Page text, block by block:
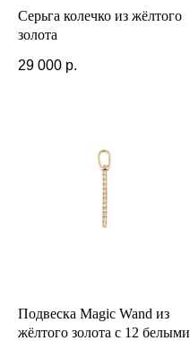
Серьга колечко из жёлтого
золота
29 000 р.
Подвеска Magic Wand из
жёлтого золота с 12 белыми